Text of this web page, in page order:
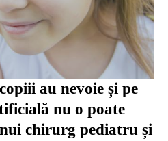
au nevoie și pe
nu o poate
chirurg pediatru și